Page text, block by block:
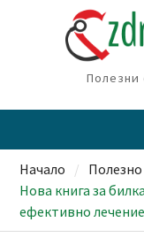
Полезни
Начало
Полезно
Нова книга за
ефективно